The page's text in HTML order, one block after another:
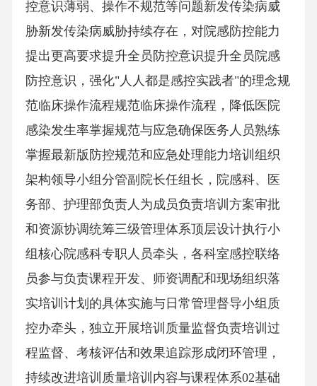
控意识薄弱、操作不规范等问题新发传染病威
胁新发传染病威胁持续存在，对院感防控能力
提出更高要求提升全员防控意识提升全员院感
防控意识，强化"人人都是感控实践者"的理念规
范临床操作流程规范临床操作流程，降低医院
感染发生率掌握规范与应急确保医务人员熟练
掌握最新版防控规范和应急处理能力培训组织
架构领导小组分管副院长任组长，院感科、医
务部、护理部负责人为成员负责培训方案审批
和资源协调统筹三级管理体系顶层设计执行小
组核心院感科专职人员牵头，各科室感控联络
员参与负责课程开发、师资调配和现场组织落
实培训计划的具体实施与日常管理督导小组质
控办牵头，独立开展培训质量监督负责培训过
程监督、考核评估和效果追踪形成闭环管理，
持续改进培训质量培训内容与课程体系02基础